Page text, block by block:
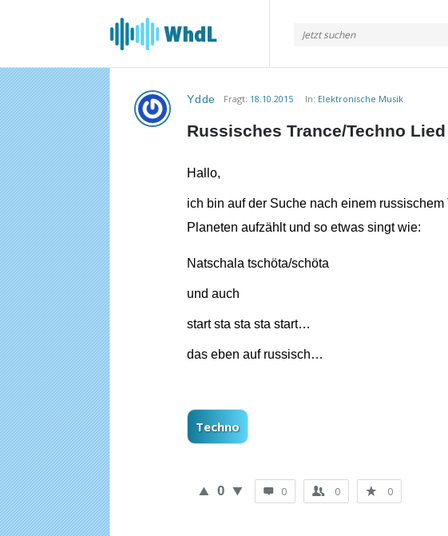
Musikforum
von
Musikforum
WieheisstdasLied.de
Neueste
Ydde Fragt: 18.10.2015 In: Elektronische Musik
Russisches Trance/Techno Lied
Hallo,
ich bin auf der Suche nach einem
Planeten aufzählt und so etwas singt wie:
Natschala tschöta/schöta
und auch
start sta sta sta start…
das eben auf russisch…
Techno
0 0 0 0